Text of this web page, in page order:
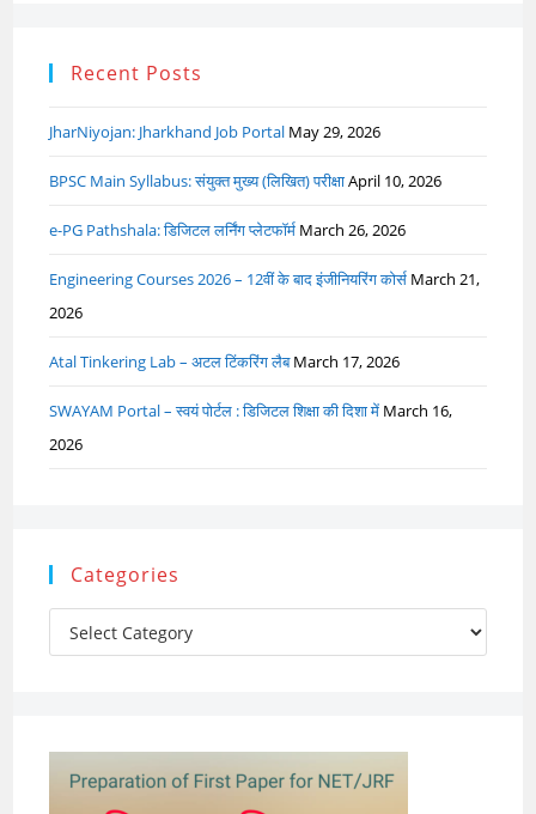
Recent Posts
JharNiyojan: Jharkhand Job Portal May 29, 2026
BPSC Main Syllabus: संयुक्त मुख्य (लिखित) परीक्षाApril 10, 2026
e-PG Pathshala: डिजिटल लर्निंग प्लेटफॉर्म March 26, 2026
Engineering Courses 2026 – 12वीं के बाद इंजीनियरिंग कोर्स March 21,
2026
Atal Tinkering Lab – अटल टिंकरिंग लैब March 17, 2026
SWAYAM Portal – स्वयं पोर्टल : डिजिटल शिक्षा की दिशा में March 16,
2026
Categories
Categories